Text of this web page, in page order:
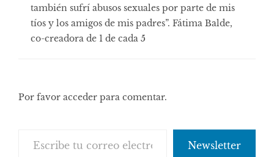
también sufrí abusos sexuales por parte de mis
tíos y los amigos de mis padres”. Fátima Balde,
co-creadora de 1 de cada 5
Por favor acceder para comentar.
Newsletter